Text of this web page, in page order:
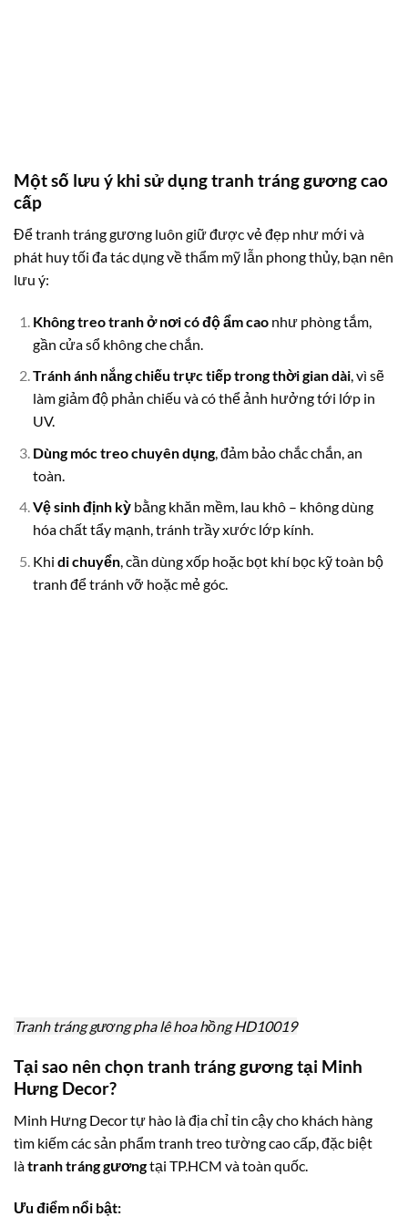
Một số lưu ý khi sử dụng tranh tráng gương cao
cấp
Để tranh tráng gương luôn giữ được vẻ đẹp như mới và
phát huy tối đa tác dụng về thẩm mỹ lẫn phong thủy, bạn nên
lưu ý:
Không treo tranh ở nơi có độ ẩm caonhư phòng tắm,
gần cửa sổ không che chắn.
Tránh ánh nắng chiếu trực tiếp trong thời gian dài, vì sẽ
làm giảm độ phản chiếu và có thể ảnh hưởng tới lớp in
UV.
Dùng móc treo chuyên dụng, đảm bảo chắc chắn, an
toàn.
Vệ sinh định kỳbằng khăn mềm, lau khô – không dùng
hóa chất tẩy mạnh, tránh trầy xước lớp kính.
Khi di chuyển, cần dùng xốp hoặc bọt khí bọc kỹ toàn bộ
tranh để tránh vỡ hoặc mẻ góc.
Tranh tráng gương pha lê hoa hồng HD10019
Tại sao nên chọn tranh tráng gương tại Minh
Hưng Decor?
Minh Hưng Decor tự hào là địa chỉ tin cậy cho khách hàng
tìm kiếm các sản phẩm tranh treo tường cao cấp, đặc biệt
làtranh tráng gươngtại TP.HCM và toàn quốc.
Ưu điểm nổi bật: